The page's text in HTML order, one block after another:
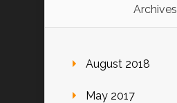
Archives
August 2018
May 2017